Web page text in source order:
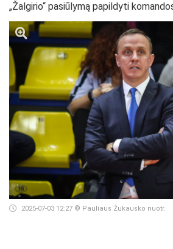
„Žalgirio“ pasiūlymą papildyti
2025-07-03 12:27 © Pauliaus Žukausko nuotr.